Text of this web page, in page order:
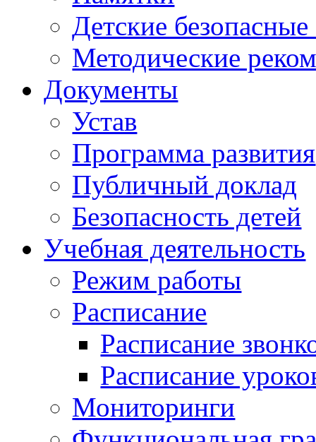
Детские
Методические
Документы
Устав
Программа развития
Публичный доклад
Безопасность детей
Учебная деятельность
Режим работы
Расписание
Расписание
Расписание
Мониторинги